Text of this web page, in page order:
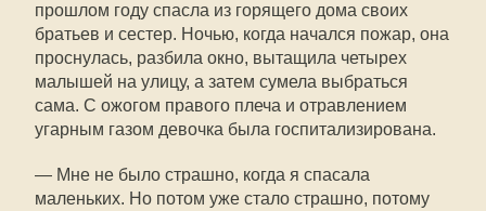
прошлом году спасла из горящего дома своих
братьев и сестер. Ночью, когда начался пожар, она
проснулась, разбила окно, вытащила четырех
малышей на улицу, а затем сумела выбраться
сама. С ожогом правого плеча и отравлением
угарным газом девочка была госпитализирована.
— Мне не было страшно, когда я спасала
маленьких. Но потом уже стало страшно, потому